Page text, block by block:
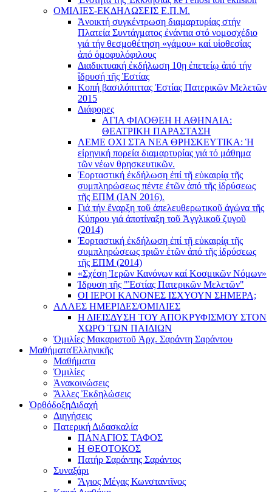
ΟΜΙΛΙΕΣ-ΕΚΔΗΛΩΣΕΙΣ Ε.Π.Μ.
Ἀνοικτή συγκέντρωση διαμαρτυρίας στήν
Πλατεία Συντάγματος ἐνάντια στό νομοσχέδιο
γιά τήν θεσμοθέτηση «γάμου» καί υἱοθεσίας
ἀπό ὁμοφυλόφιλους
Διαδικτυακή ἐκδήλωση 10ῃ ἐπετείῳ ἀπό τήν
ἵδρυσή τῆς Ἑστίας
Κοπή βασιλόπιττας Ἑστίας Πατερικῶν Μελετῶν
2015
Διάφορες
ΑΓΙΑ ΦΙΛΟΘΕΗ Η ΑΘΗΝΑΙΑ:
ΘΕΑΤΡΙΚΗ ΠΑΡΑΣΤΑΣΗ
ΛΕΜΕ ΟΧΙ ΣΤΑ ΝΕΑ ΘΡΗΣΚΕΥΤΙΚΑ: Ἡ
εἰρηνική πορεία διαμαρτυρίας γιά τό μάθημα
τῶν νέων θρησκευτικῶν.
Ἑορταστική ἐκδήλωση ἐπί τῇ εὐκαιρίᾳ τῆς
συμπληρώσεως πέντε ἐτῶν ἀπό τῆς ἱδρύσεως
τῆς ΕΠΜ (ΙΑΝ 2016).
Γιά τήν ἔναρξη τοῦ ἀπελευθερωτικοῦ ἀγώνα τῆς
Κύπρου γιά ἀποτίναξη τοῦ Ἀγγλικοῦ ζυγοῦ
(2014)
Ἑορταστική ἐκδήλωση ἐπί τῇ εὐκαιρίᾳ τῆς
συμπληρώσεως τριῶν ἐτῶν ἀπό τῆς ἱδρύσεως
τῆς ΕΠΜ (2014)
«Σχέση Ἱερῶν Κανόνων καί Κοσμικῶν Νόμων»
Ίδρυση τῆς "Ἑστίας Πατερικῶν Μελετῶν"
ΟΙ ΙΕΡΟΙ ΚΑΝΟΝΕΣ ΙΣΧΥΟΥΝ ΣΗΜΕΡΑ;
ΑΛΛΕΣ ΗΜΕΡΙΔΕΣ/ΟΜΙΛΙΕΣ
Η ΔΙΕΙΣΔΥΣΗ ΤΟΥ ΑΠΟΚΡΥΦΙΣΜΟΥ ΣΤΟΝ
ΧΩΡΟ ΤΩΝ ΠΑΙΔΙΩΝ
Ὁμιλίες Μακαριστοῦ Ἀρχ. Σαράντη Σαράντου
ΜαθήματαἙλληνικῆς
Μαθήματα
Ὁμιλίες
Ἀνακοινώσεις
Ἄλλες Ἐκδηλώσεις
ὈρθόδοξηΔιδαχή
Διηγήσεις
Πατερική Διδασκαλία
ΠΑΝΑΓΙΟΣ ΤΑΦΟΣ
Η ΘΕΟΤΟΚΟΣ
Πατήρ Σαράντης Σαράντος
Συναξάρι
Ἅγιος Μέγας Κωνσταντῖνος